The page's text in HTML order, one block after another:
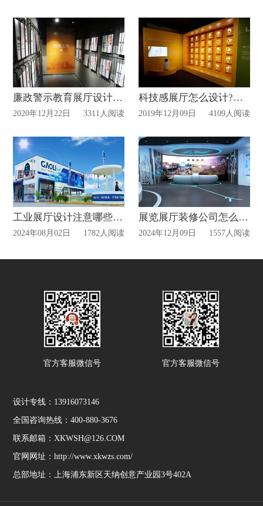
廉政警示教育展厅设计建设有什么意义？
2020年12月22日 3311人阅读
科技感展厅怎么设计?企业展厅如何有科技感?
2019年12月09日 4109人阅读
工业展厅设计注意哪些点？
2024年08月02日 1782人阅读
展览展厅装修公司怎么选？
2024年12月09日 1557人阅读
官方客服微信号 官方客服微信号
设计专线：13916073146
全国咨询热线：400-880-3676
联系邮箱：XKWSH@126.COM
官网网址：http://www.xkwzs.com/
总部地址：上海浦东新区天纳创意产业园3号402A